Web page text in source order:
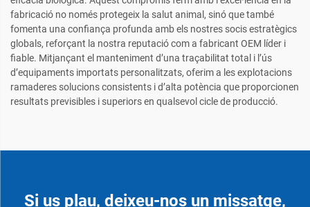
fabricació no només protegeix la salut animal, sinó que també
fomenta una confiança profunda amb els nostres socis estratègics
globals, reforçant la nostra reputació com a fabricant OEM líder i
fiable. Mitjançant el manteniment d’una traçabilitat total i l’ús
d’equipaments importats personalitzats, oferim a les explotacions
ramaderes solucions consistents i d’alta potència que proporcionen
resultats previsibles i superiors en qualsevol cicle de producció.
Si us plau, deixeu-nos un missatge,